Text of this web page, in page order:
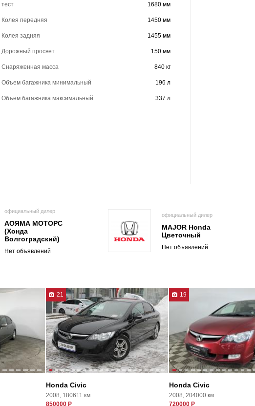
тест 1680 мм
Колея передняя 1450 мм
Колея задняя 1455 мм
Дорожный просвет 150 мм
Снаряженная масса 840 кг
Объем багажника минимальный 196 л
Объем багажника максимальный 337 л
официальный дилер
АОЯМА МОТОРС
(Хонда
Волгоградский)
Нет объявлений
официальный дилер
MAJOR Honda
Цветочный
Нет объявлений
21
Honda Civic
2008, 180611 км
850000 Р
19
Honda Civic
2008, 204000 км
720000 Р